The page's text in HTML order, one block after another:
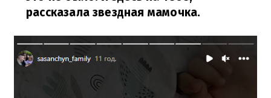
рассказала звездная мамочка.